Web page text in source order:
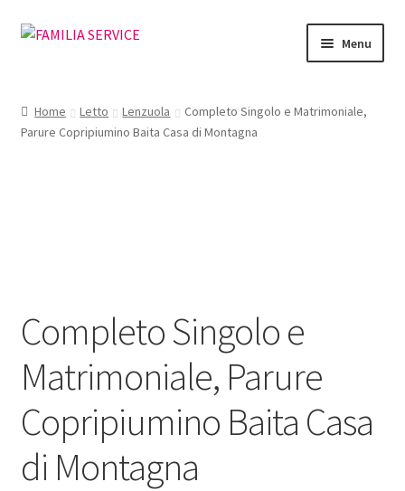
Vai
Vai
Menu
Vetrina Articoli
Condizioni
Accedi
Home Letto Lenzuola
Completo Singolo e Matrimoniale,
Parure Copripiumino Baita Casa di Montagna
Completo Singolo e
Matrimoniale, Parure
Copripiumino Baita Casa
di Montagna